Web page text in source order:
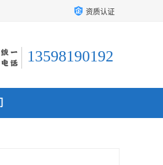
资质认证
13598190192